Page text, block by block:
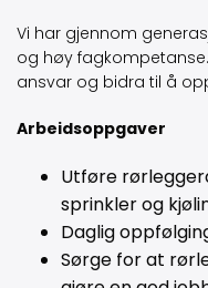
Vi har gjennom
og høy
ansvar og bidra til å
Arbeidsoppgaver
Utføre
sprinkler og
Daglig
Sørge for at